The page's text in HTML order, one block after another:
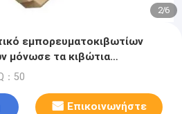
2/6
εμπορευματοκιβωτίων
μόνωσε τα κιβώτια
τροφίμων
：50
Επικοινωνήστε